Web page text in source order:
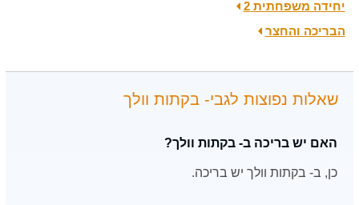
יחידה משפחתית 2
הבריכה והחצר
שאלות נפוצות לגבי- בקתות וולך
האם יש בריכה ב- בקתות וולך?
כן, ב- בקתות וולך יש בריכה.